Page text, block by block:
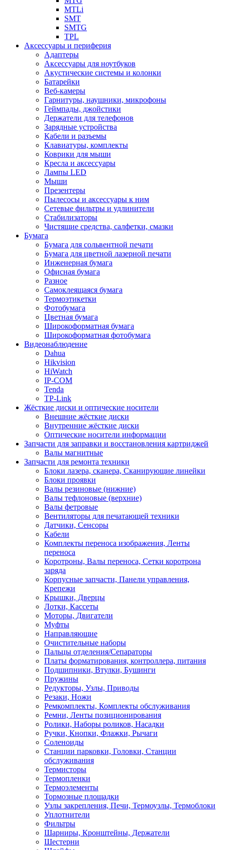
MTLi
SMT
SMTG
TPL
Аксессуары и периферия
Адаптеры
Аксессуары для ноутбуков
Акустические системы и колонки
Батарейки
Веб-камеры
Гарнитуры, наушники, микрофоны
Геймпады, джойстики
Держатели для телефонов
Зарядные устройства
Кабели и разъемы
Клавиатуры, комплекты
Коврики для мыши
Кресла и аксессуары
Лампы LED
Мыши
Презентеры
Пылесосы и аксессуары к ним
Сетевые фильтры и удлинители
Стабилизаторы
Чистящие средства, салфетки, смазки
Бумага
Бумага для сольвентной печати
Бумага для цветной лазерной печати
Инженерная бумага
Офисная бумага
Разное
Самоклеящаяся бумага
Термоэтикетки
Фотобумага
Цветная бумага
Широкоформатная бумага
Широкоформатная фотобумага
Видеонаблюдение
Dahua
Hikvision
HiWatch
IP-COM
Tenda
TP-Link
Жёсткие диски и оптические носители
Внешние жёсткие диски
Внутренние жёсткие диски
Оптические носители информации
Запчасти для заправки и восстановления картриджей
Валы магнитные
Запчасти для ремонта техники
Блоки лазера, сканера, Сканирующие линейки
Блоки проявки
Валы резиновые (нижние)
Валы тефлоновые (верхние)
Валы фетровые
Вентиляторы для печатающей техники
Датчики, Сенсоры
Кабели
Комплекты переноса изображения, Ленты
переноса
Коротроны, Валы переноса, Сетки коротрона
заряда
Корпусные запчасти, Панели управления,
Крепежи
Крышки, Дверцы
Лотки, Кассеты
Моторы, Двигатели
Муфты
Направляющие
Очистительные наборы
Пальцы отделения/Сепараторы
Платы форматирования, контроллера, питания
Подшипники, Втулки, Бушинги
Пружины
Редукторы, Узлы, Приводы
Резаки, Ножи
Ремкомплекты, Комплекты обслуживания
Ремни, Ленты позиционирования
Ролики, Наборы роликов, Насадки
Ручки, Кнопки, Флажки, Рычаги
Соленоиды
Станции парковки, Головки, Станции
обслуживания
Термисторы
Термопленки
Термоэлементы
Тормозные площадки
Узлы закрепления, Печи, Термоузлы, Термоблоки
Уплотнители
Фильтры
Шарниры, Кронштейны, Держатели
Шестерни